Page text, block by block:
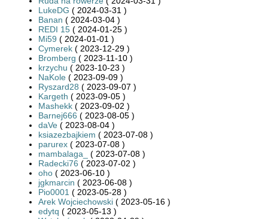
LukeDG ( 2024-03-31 )
Banan ( 2024-03-04 )
REDI 15 ( 2024-01-25 )
Mi59 ( 2024-01-01 )
Cymerek ( 2023-12-29 )
Bromberg ( 2023-11-10 )
krzychu ( 2023-10-23 )
NaKole ( 2023-09-09 )
Ryszard28 ( 2023-09-07 )
Kargeth ( 2023-09-05 )
Mashekk ( 2023-09-02 )
Barnej666 ( 2023-08-05 )
daVe ( 2023-08-04 )
ksiazezbajkiem ( 2023-07-08 )
parurex ( 2023-07-08 )
mambalaga_
( 2023-07-08 )
Radecki76 ( 2023-07-02 )
oho ( 2023-06-10 )
jgkmarcin ( 2023-06-08 )
Pio0001 ( 2023-05-28 )
Arek Wojciechowski ( 2023-05-16 )
edytq ( 2023-05-13 )